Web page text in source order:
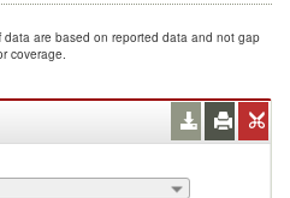
data are based on reported data and not gap
coverage.